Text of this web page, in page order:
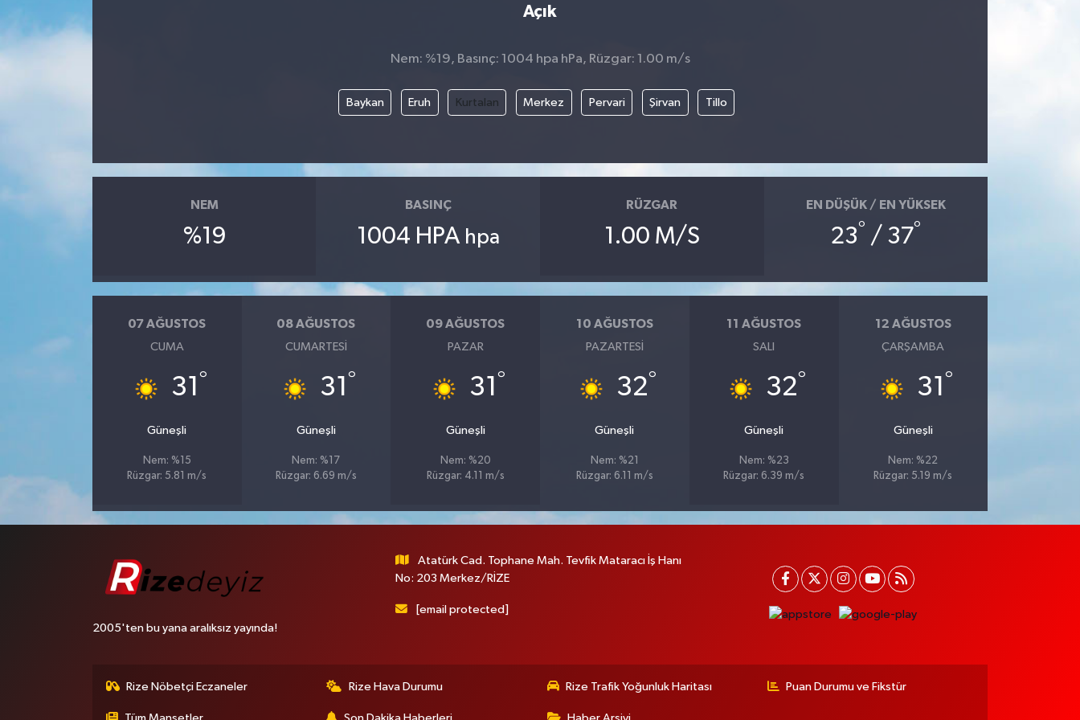
Açık
Nem: %19, Basınç: 1004 hpa hPa, Rüzgar: 1.00 m/s
Baykan Eruh Kurtalan Merkez Pervari Şirvan Tillo
NEM
%19
BASINÇ
1004 HPA hpa
RÜZGAR
1.00 M/S
EN DÜŞÜK / EN YÜKSEK
23° / 37°
07 AĞUSTOS
CUMA
31 °
Güneşli
Nem: %15
Rüzgar: 5.81 m/s
08 AĞUSTOS
CUMARTESI
31 °
Güneşli
Nem: %17
Rüzgar: 6.69 m/s
09 AĞUSTOS
PAZAR
31 °
Güneşli
Nem: %20
Rüzgar: 4.11 m/s
10 AĞUSTOS
PAZARTESI
32°
Güneşli
Nem: %21
Rüzgar: 6.11 m/s
11 AĞUSTOS
SALI
32°
Güneşli
Nem: %23
Rüzgar: 6.39 m/s
12 AĞUSTOS
ÇARŞAMBA
31 °
Güneşli
Nem: %22
Rüzgar: 5.19 m/s
2005'ten bu yana aralıksız yayında!
Atatürk Cad. Tophane Mah. Tevfik Mataracı İş Hanı
No: 203 Merkez/RİZE
[email protected]
Rize Nöbetçi Eczaneler Rize Hava Durumu Rize Trafik Yoğunluk Haritası Puan Durumu ve Fikstür